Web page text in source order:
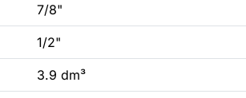
7/8"
1/2"
3.9 dm³